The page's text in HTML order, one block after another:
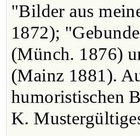
"Bilder aus
1872);
(Münch. 1876)
(Mainz 1881).
humoristischen
K.